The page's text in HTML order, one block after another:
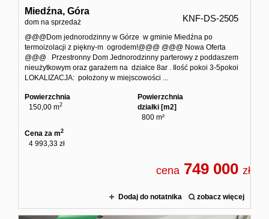
Miedźna, Góra
dom na sprzedaż KNF-DS-2505
@@@Dom jednorodzinny w Górze w gminie Miedźna po
termoizolacji z piękny-m ogrodem!@@@ @@@ Nowa Oferta
@@@ Przestronny Dom Jednorodzinny parterowy z poddaszem
nieużytkowym oraz garażem na działce 8ar . Ilość pokoi 3-5pokoi
LOKALIZACJA: położony w miejscowości ...
Powierzchnia
150,00 m2
Powierzchnia
działki [m2]
800 m²
Cena za m2
4 993,33 zł
cena 749 000 zł
Dodaj do notatnika zobacz więcej